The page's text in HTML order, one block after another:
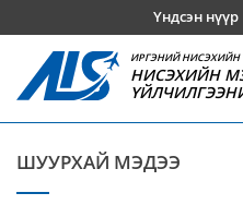
Үндсэн нүүр
ИРГЭНИЙ НИСЭХИЙН
НИСЭХИЙН
ШУУРХАЙ МЭДЭЭ